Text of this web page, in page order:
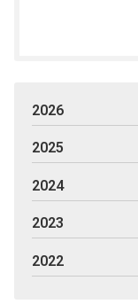
2026
2025
2024
2023
2022